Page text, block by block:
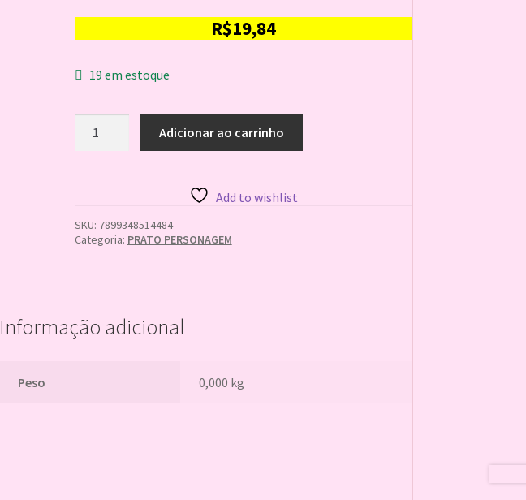
R$19,84
19 em estoque
quantidade
Adicionar ao carrinho
Add to wishlist
SKU: 7899348514484
Categoria: PRATO PERSONAGEM
Informação adicional
Peso 0,000 kg